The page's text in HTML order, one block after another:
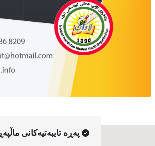
په‌ڕه‌ تایبه‌تیه‌کانی ماڵپه‌ڕ